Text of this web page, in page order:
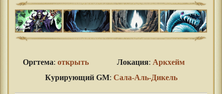
Оргтема:открыть Локация:Аркхейм
Курирующий GM: Сала-Аль-Дикель